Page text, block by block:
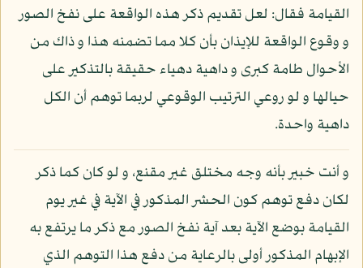
القيامة فقال: لعل تقديم ذكر هذه الواقعة على نفخ الصور
و وقوع الواقعة للإيذان بأن كلا مما تضمنه هذا و ذاك من
الأحوال طامة كبرى و داهية دهياء حقيقة بالتذكير على
حيالها و لو روعي الترتيب الوقوعي لربما توهم أن الكل
داهية واحدة.
و أنت خبير بأنه وجه مختلق غير مقنع، و لو كان كما ذكر
لكان دفع توهم كون الحشر المذكور في الآية في غير يوم
القيامة بوضع الآية بعد آية نفخ الصور مع ذكر ما يرتفع به
الإبهام المذكور أولى بالرعاية من دفع هذا التوهم الذي